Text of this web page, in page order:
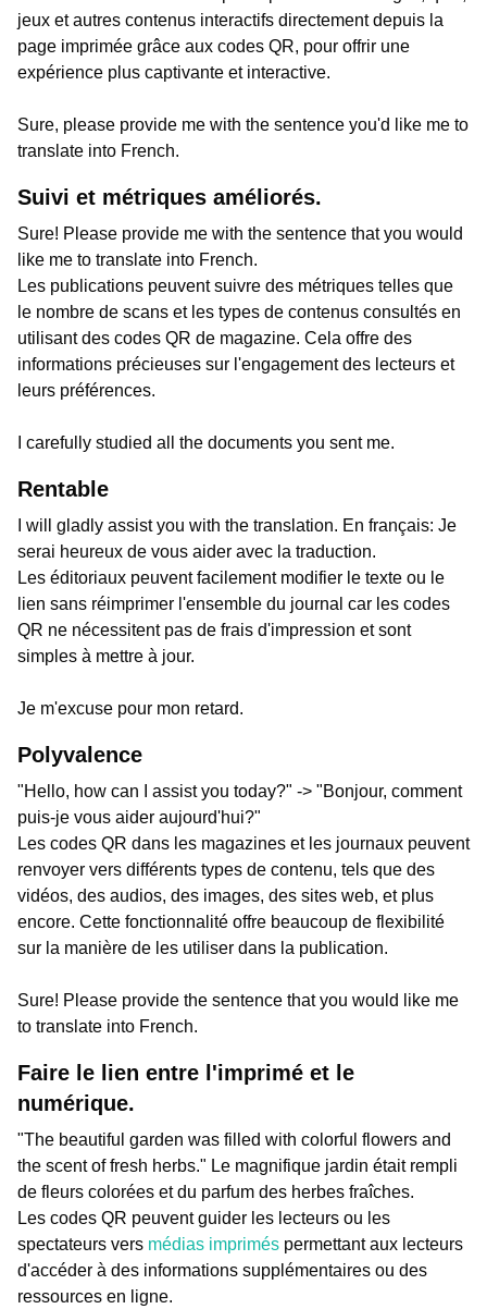
jeux et autres contenus interactifs directement depuis la
page imprimée grâce aux codes QR, pour offrir une
expérience plus captivante et interactive.
Sure, please provide me with the sentence you'd like me to
translate into French.
Suivi et métriques améliorés.
Sure! Please provide me with the sentence that you would
like me to translate into French.
Les publications peuvent suivre des métriques telles que
le nombre de scans et les types de contenus consultés en
utilisant des codes QR de magazine. Cela offre des
informations précieuses sur l'engagement des lecteurs et
leurs préférences.
I carefully studied all the documents you sent me.
Rentable
I will gladly assist you with the translation. En français: Je
serai heureux de vous aider avec la traduction.
Les éditoriaux peuvent facilement modifier le texte ou le
lien sans réimprimer l'ensemble du journal car les codes
QR ne nécessitent pas de frais d'impression et sont
simples à mettre à jour.
Je m'excuse pour mon retard.
Polyvalence
"Hello, how can I assist you today?" -> "Bonjour, comment
puis-je vous aider aujourd'hui?"
Les codes QR dans les magazines et les journaux peuvent
renvoyer vers différents types de contenu, tels que des
vidéos, des audios, des images, des sites web, et plus
encore. Cette fonctionnalité offre beaucoup de flexibilité
sur la manière de les utiliser dans la publication.
Sure! Please provide the sentence that you would like me
to translate into French.
Faire le lien entre l'imprimé et le
numérique.
"The beautiful garden was filled with colorful flowers and
the scent of fresh herbs." Le magnifique jardin était rempli
de fleurs colorées et du parfum des herbes fraîches.
Les codes QR peuvent guider les lecteurs ou les
spectateurs vers médias imprimés permettant aux lecteurs
d'accéder à des informations supplémentaires ou des
ressources en ligne.